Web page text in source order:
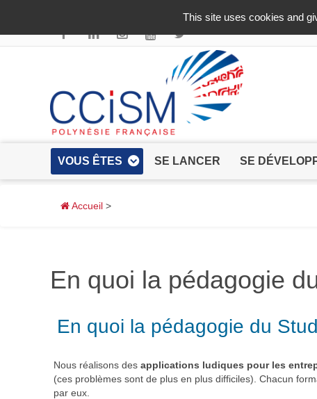
VOUS ÊTES SE LANCER SE
Accueil >
En quoi la pédagogie
En quoi la pédagogie du
Nous réalisons des applications ludiques pour les
(ces problèmes sont de plus en plus difficiles). Chacun
par eux.
This site uses cookies and